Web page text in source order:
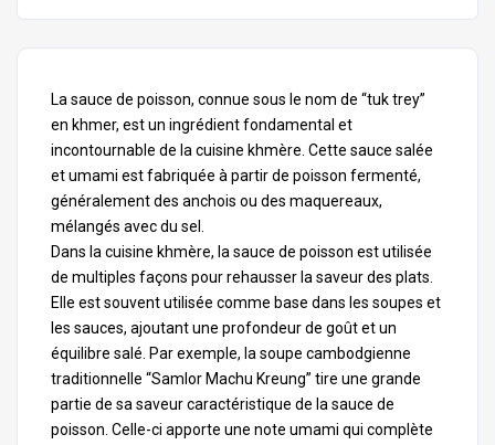
La sauce de poisson, connue sous le nom de “tuk trey”
en khmer, est un ingrédient fondamental et
incontournable de la cuisine khmère. Cette sauce salée
et umami est fabriquée à partir de poisson fermenté,
généralement des anchois ou des maquereaux,
mélangés avec du sel.
Dans la cuisine khmère, la sauce de poisson est utilisée
de multiples façons pour rehausser la saveur des plats.
Elle est souvent utilisée comme base dans les soupes et
les sauces, ajoutant une profondeur de goût et un
équilibre salé. Par exemple, la soupe cambodgienne
traditionnelle “Samlor Machu Kreung” tire une grande
partie de sa saveur caractéristique de la sauce de
poisson. Celle-ci apporte une note umami qui complète